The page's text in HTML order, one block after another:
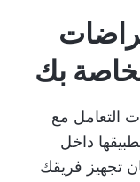
بك
التعامل مع
داخل
تجهيز فريقك